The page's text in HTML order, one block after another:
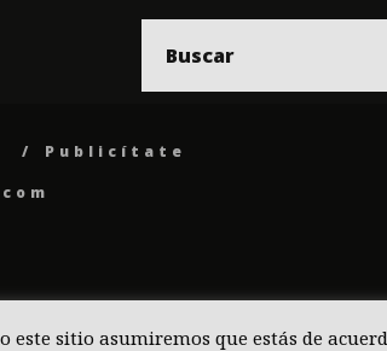
Publicítate
sitio asumiremos que estás de